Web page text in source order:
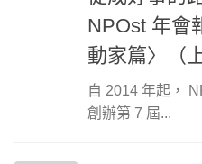
NPOst 年會
動家篇〉（上
自 2014 年起，
創辦第 7 屆...